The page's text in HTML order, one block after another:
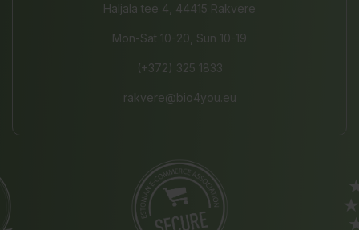
Haljala tee 4, 44415 Rakvere
Mon-Sat 10-20, Sun 10-19
(+372) 325 1833
rakvere@bio4you.eu